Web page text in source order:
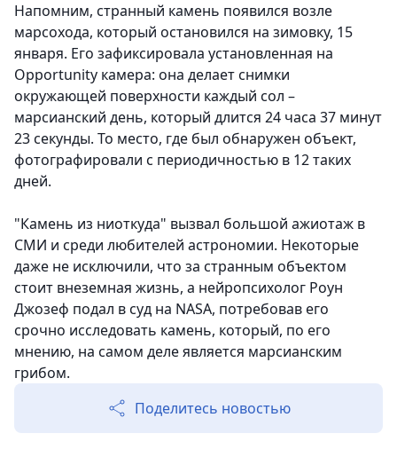
Напомним, странный камень появился возле
марсохода, который остановился на зимовку, 15
января. Его зафиксировала установленная на
Opportunity камера: она делает снимки
окружающей поверхности каждый сол –
марсианский день, который длится 24 часа 37 минут
23 секунды. То место, где был обнаружен объект,
фотографировали с периодичностью в 12 таких
дней.
"Камень из ниоткуда" вызвал большой ажиотаж в
СМИ и среди любителей астрономии. Некоторые
даже не исключили, что за странным объектом
стоит внеземная жизнь, а нейропсихолог Роун
Джозеф подал в суд на NASA, потребовав его
срочно исследовать камень, который, по его
мнению, на самом деле является марсианским
грибом.
Поделитесь новостью